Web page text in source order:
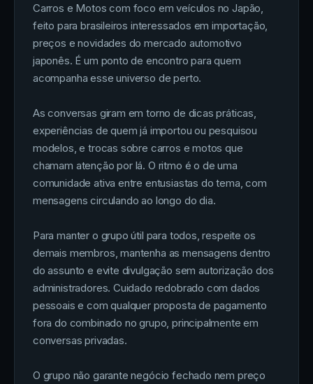
Carros e Motos com foco em veículos no Japão,
feito para brasileiros interessados em importação,
preços e novidades do mercado automotivo
japonês. É um ponto de encontro para quem
acompanha esse universo de perto.
As conversas giram em torno de dicas práticas,
experiências de quem já importou ou pesquisou
modelos, e trocas sobre carros e motos que
chamam atenção por lá. O ritmo é o de uma
comunidade ativa entre entusiastas do tema, com
mensagens circulando ao longo do dia.
Para manter o grupo útil para todos, respeite os
demais membros, mantenha as mensagens dentro
do assunto e evite divulgação sem autorização dos
administradores. Cuidado redobrado com dados
pessoais e com qualquer proposta de pagamento
fora do combinado no grupo, principalmente em
conversas privadas.
O grupo não garante negócio fechado nem preço